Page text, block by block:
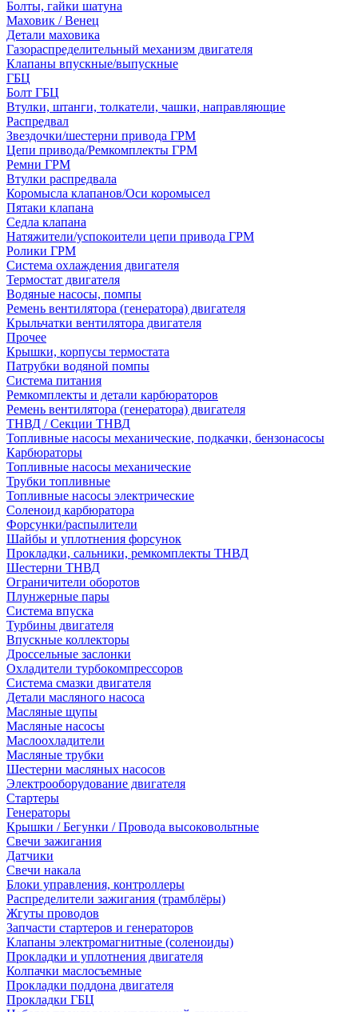
Болты, гайки шатуна
Маховик / Венец
Детали маховика
Газораспределительный механизм двигателя
Клапаны впускные/выпускные
ГБЦ
Болт ГБЦ
Втулки, штанги, толкатели, чашки, направляющие
Распредвал
Звездочки/шестерни привода ГРМ
Цепи привода/Ремкомплекты ГРМ
Ремни ГРМ
Втулки распредвала
Коромысла клапанов/Оси коромысел
Пятаки клапана
Седла клапана
Натяжители/успокоители цепи привода ГРМ
Ролики ГРМ
Система охлаждения двигателя
Термостат двигателя
Водяные насосы, помпы
Ремень вентилятора (генератора) двигателя
Крыльчатки вентилятора двигателя
Прочее
Крышки, корпусы термостата
Патрубки водяной помпы
Система питания
Ремкомплекты и детали карбюраторов
Ремень вентилятора (генератора) двигателя
ТНВД / Секции ТНВД
Топливные насосы механические, подкачки, бензонасосы
Карбюраторы
Топливные насосы механические
Трубки топливные
Топливные насосы электрические
Соленоид карбюратора
Форсунки/распылители
Шайбы и уплотнения форсунок
Прокладки, сальники, ремкомплекты ТНВД
Шестерни ТНВД
Ограничители оборотов
Плунжерные пары
Система впуска
Турбины двигателя
Впускные коллекторы
Дроссельные заслонки
Охладители турбокомпрессоров
Система смазки двигателя
Детали масляного насоса
Масляные щупы
Масляные насосы
Маслоохладители
Масляные трубки
Шестерни масляных насосов
Электрооборудование двигателя
Стартеры
Генераторы
Крышки / Бегунки / Провода высоковольтные
Свечи зажигания
Датчики
Свечи накала
Блоки управления, контроллеры
Распределители зажигания (трамблёры)
Жгуты проводов
Запчасти стартеров и генераторов
Клапаны электромагнитные (соленоиды)
Прокладки и уплотнения двигателя
Колпачки маслосъемные
Прокладки поддона двигателя
Прокладки ГБЦ